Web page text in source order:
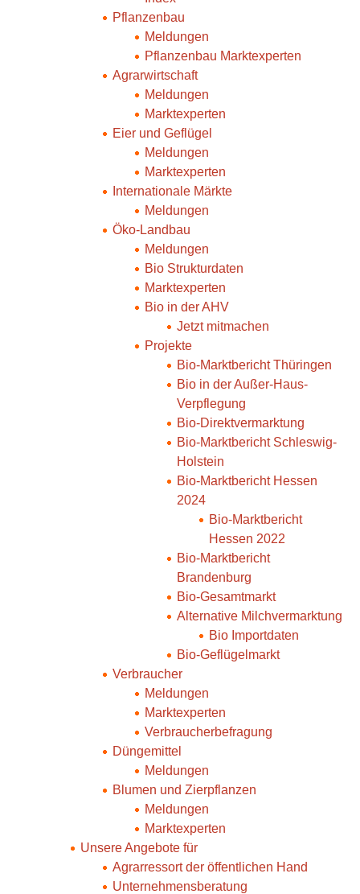
Pflanzenbau
Meldungen
Pflanzenbau Marktexperten
Agrarwirtschaft
Meldungen
Marktexperten
Eier und Geflügel
Meldungen
Marktexperten
Internationale Märkte
Meldungen
Öko-Landbau
Meldungen
Bio Strukturdaten
Marktexperten
Bio in der AHV
Jetzt mitmachen
Projekte
Bio-Marktbericht Thüringen
Bio in der Außer-Haus-
Verpflegung
Bio-Direktvermarktung
Bio-Marktbericht Schleswig-
Holstein
Bio-Marktbericht Hessen
2024
Bio-Marktbericht
Hessen 2022
Bio-Marktbericht
Brandenburg
Bio-Gesamtmarkt
Alternative Milchvermarktung
Bio Importdaten
Bio-Geflügelmarkt
Verbraucher
Meldungen
Marktexperten
Verbraucherbefragung
Düngemittel
Meldungen
Blumen und Zierpflanzen
Meldungen
Marktexperten
Unsere Angebote für
Agrarressort der öffentlichen Hand
Unternehmensberatung